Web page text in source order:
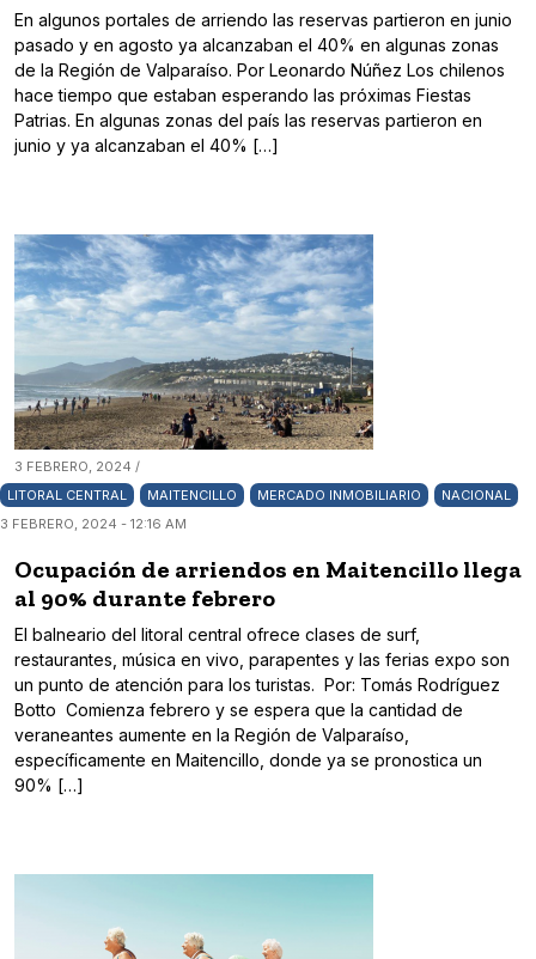
En algunos portales de arriendo las reservas partieron en junio
pasado y en agosto ya alcanzaban el 40% en algunas zonas
de la Región de Valparaíso. Por Leonardo Núñez Los chilenos
hace tiempo que estaban esperando las próximas Fiestas
Patrias. En algunas zonas del país las reservas partieron en
junio y ya alcanzaban el 40% […]
3 FEBRERO, 2024 /
LITORAL CENTRAL
MAITENCILLO MERCADO INMOBILIARIO
NACIONAL
3 FEBRERO, 2024 - 12:16 AM
Ocupación de arriendos en Maitencillo llega
al 90% durante febrero
El balneario del litoral central ofrece clases de surf,
restaurantes, música en vivo, parapentes y las ferias expo son
un punto de atención para los turistas. Por: Tomás Rodríguez
Botto Comienza febrero y se espera que la cantidad de
veraneantes aumente en la Región de Valparaíso,
específicamente en Maitencillo, donde ya se pronostica un
90% […]